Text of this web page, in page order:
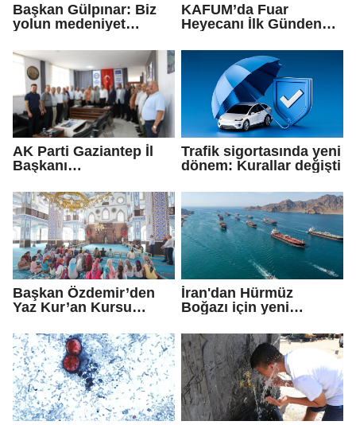
Başkan Gülpınar: Biz
yolun medeniyet
KAFUM’da Fuar
Heyecanı İlk Günden
AK Parti Gaziantep İl
Başkanı
toplum kuruluşlarına
ziyaret: Gönül
köprülerini
güçlendirmeye devam
edeceğiz
Trafik sigortasında yeni
dönem: Kurallar değişti
Başkan Özdemir’den
Yaz Kur’an Kursu
İran'dan Hürmüz
Boğazı için yeni